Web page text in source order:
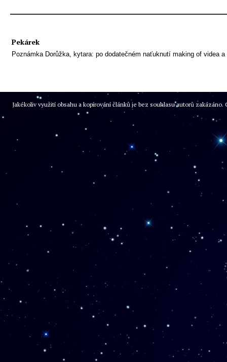
Pekárek
Poznámka Dorůžka, kytara: po dodatečném naťuknutí making of videa
Jakékoliv využití obsahu a kopírování článků je bez souhlasu autorů